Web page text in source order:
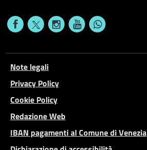
Note legali
Privacy Policy
Cookie Policy
Redazione Web
IBAN pagamenti al Comune di Venezia